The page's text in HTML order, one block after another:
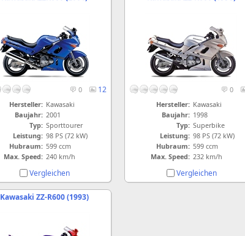
12
0
Hersteller: Kawasaki
Baujahr: 2001
Typ: Sporttourer
Leistung: 98 PS (72 kW)
Hubraum: 599 ccm
Max. Speed: 240 km/h
Vergleichen
0
Hersteller: Kawasaki
Baujahr: 1998
Typ: Superbike
Leistung: 98 PS (72 kW)
Hubraum: 599 ccm
Max. Speed: 232 km/h
Vergleichen
Kawasaki ZZ-R600 (1993)